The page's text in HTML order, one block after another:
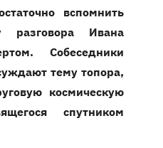
вспомнить
разговора Ивана
Собеседники
тему топора,
космическую
спутником